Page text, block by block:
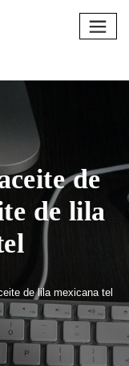
de
de lila
de lila mexicana tel